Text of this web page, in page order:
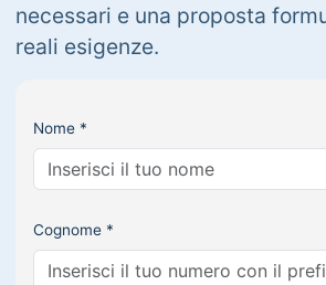
necessari e una proposta
reali esigenze.
Nome *
Cognome *